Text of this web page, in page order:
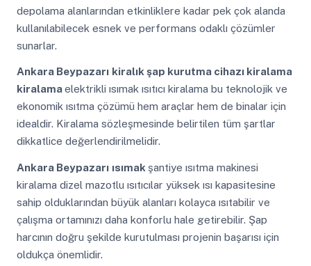
depolama alanlarından etkinliklere kadar pek çok alanda
kullanılabilecek esnek ve performans odaklı çözümler
sunarlar.
Ankara Beypazarı kiralık şap kurutma cihazı kiralama
kiralamaelektrikli ısımak ısıtıcı kiralama bu teknolojik ve
ekonomik ısıtma çözümü hem araçlar hem de binalar için
idealdir. Kiralama sözleşmesinde belirtilen tüm şartlar
dikkatlice değerlendirilmelidir.
Ankara Beypazarı ısımak şantiye ısıtma makinesi
kiralama dizel mazotlu ısıtıcılar yüksek ısı kapasitesine
sahip olduklarından büyük alanları kolayca ısıtabilir ve
çalışma ortamınızı daha konforlu hale getirebilir. Şap
harcının doğru şekilde kurutulması projenin başarısı için
oldukça önemlidir.